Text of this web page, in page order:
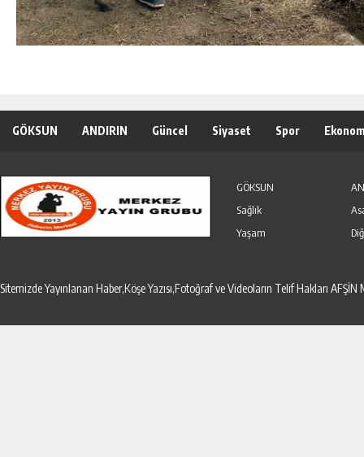
GÖKSUN ANDIRIN Güncel Siyaset Spor
GÖKSUN
Sağlık
Yaşam
Sitemizde Yayınlanan Haber,Köşe Yazısı,Fotoğraf ve Videoların Telif Hakları